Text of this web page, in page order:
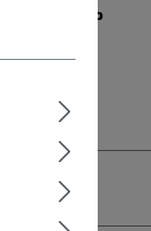
RAHMENTYP